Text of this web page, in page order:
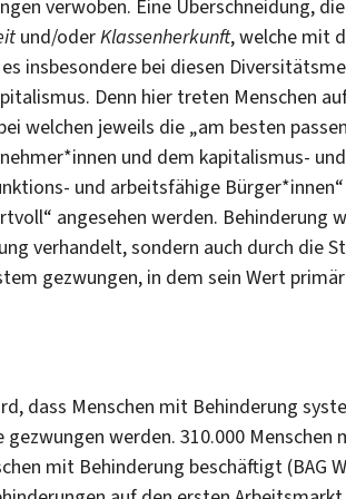
verwoben. Eine Überschneidung,
und/oderKlassenherkunft, welche mit
insbesondere bei diesen
Denn hier treten Menschen
welchen jeweils die „am besten
und dem kapitalismus- und
und arbeitsfähige Bürger*innen“
angesehen werden. Behinderung
verhandelt, sondern auch durch die
gezwungen, in dem sein Wert
dass Menschen mit Behinderung
werden. 310.000 Menschen
mit Behinderung beschäftigt (BAG